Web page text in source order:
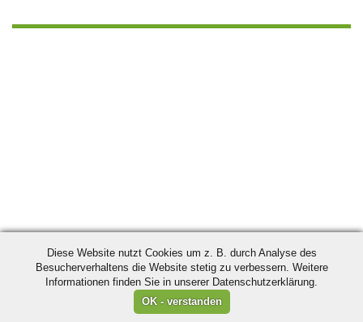
Diese Website nutzt Cookies um z. B. durch Analyse des
Besucherverhaltens die Website stetig zu verbessern. Weitere
Informationen finden Sie in unserer Datenschutzerklärung.